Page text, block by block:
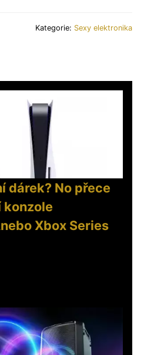
Kategorie: Sexy elektronika
dárek? No přece
konzole
Xbox Series